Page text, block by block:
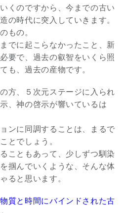
くのですから、今までの古い
の時代に突入していきます。
もの。
でに起こらなかったこと、新
要で、過去の叡智をいくら照
も、過去の産物です。
方、５次元ステージに入られ
、神の啓示が響いているは
ンに同調することは、まるで
とでしょう。
こともあって、少しずつ馴染
掴んでいくような、そんな体
ると思います。
質と時間にバインドされた古